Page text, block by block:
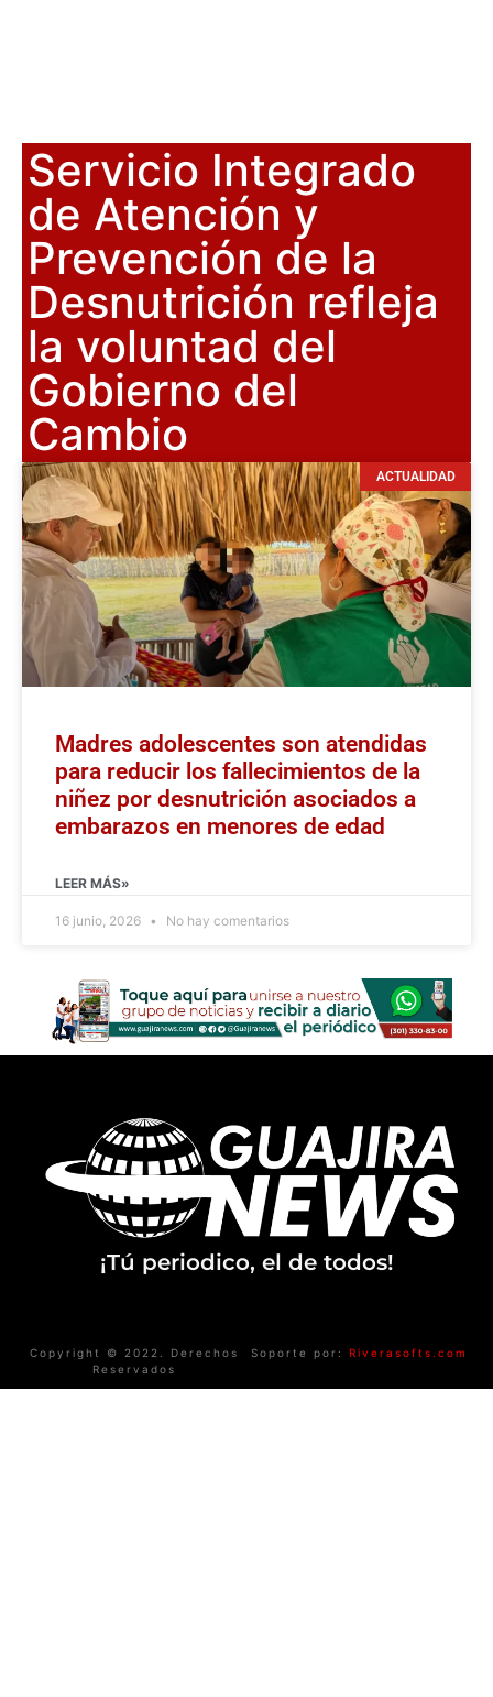
Servicio Integrado
de Atención y
Prevención de la
Desnutrición refleja
la voluntad del
Gobierno del
Cambio
ACTUALIDAD
Madres adolescentes son atendidas
para reducir los fallecimientos de la
niñez por desnutrición asociados a
embarazos en menores de edad
LEER MÁS»
16 junio, 2026 No hay comentarios
¡Tú periodico, el de todos!
Copyright © 2022. Derechos
Reservados
Soporte por: Riverasofts.com